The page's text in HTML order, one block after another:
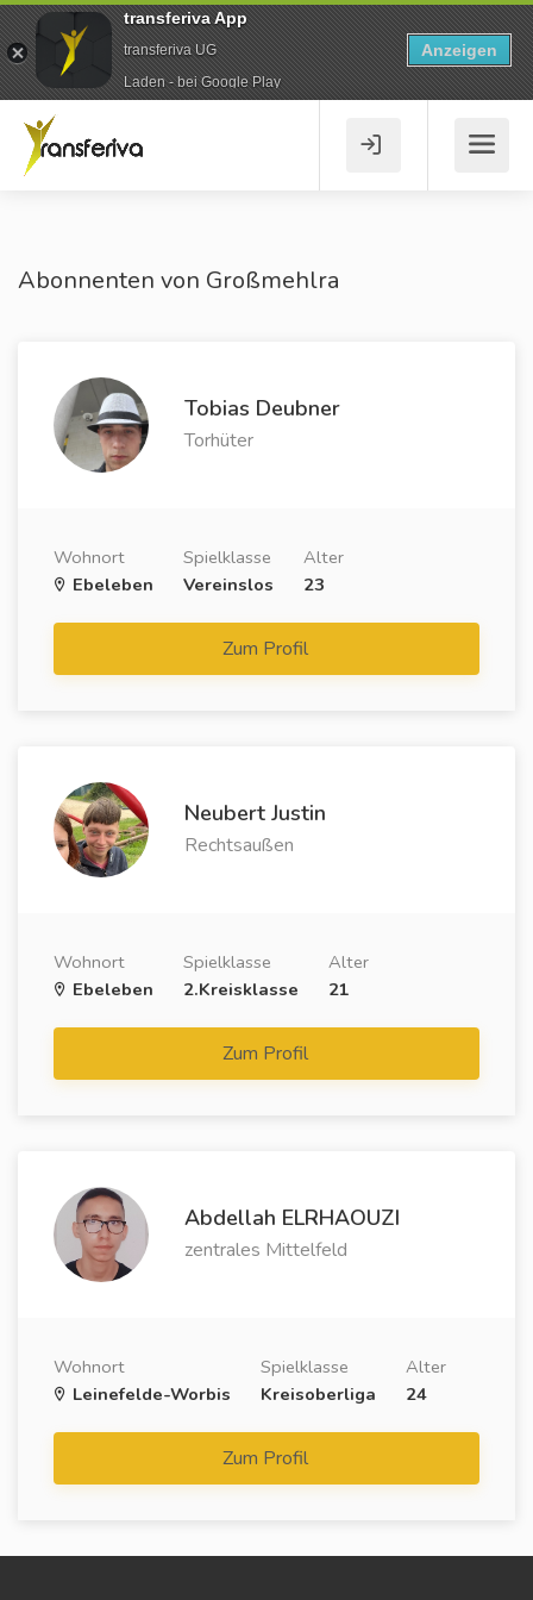
Abonnenten von Großmehlra
Tobias Deubner
Torhüter
Wohnort
Ebeleben
Spielklasse
Vereinslos
Alter
23
Zum Profil
Neubert Justin
Rechtsaußen
Wohnort
Ebeleben
Spielklasse
2.Kreisklasse
Alter
21
Zum Profil
Abdellah ELRHAOUZI
zentrales Mittelfeld
Wohnort
Leinefelde-Worbis
Spielklasse
Kreisoberliga
Alter
24
Zum Profil
transferiva App
transferiva UG
Laden - bei Google Play
Anzeigen